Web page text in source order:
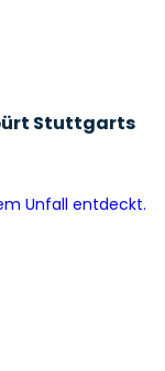
Stuttgarts